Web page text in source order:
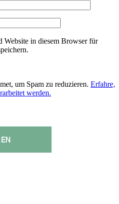
Website in diesem Browser für
um Spam zu reduzieren. Erfahre,
werden.